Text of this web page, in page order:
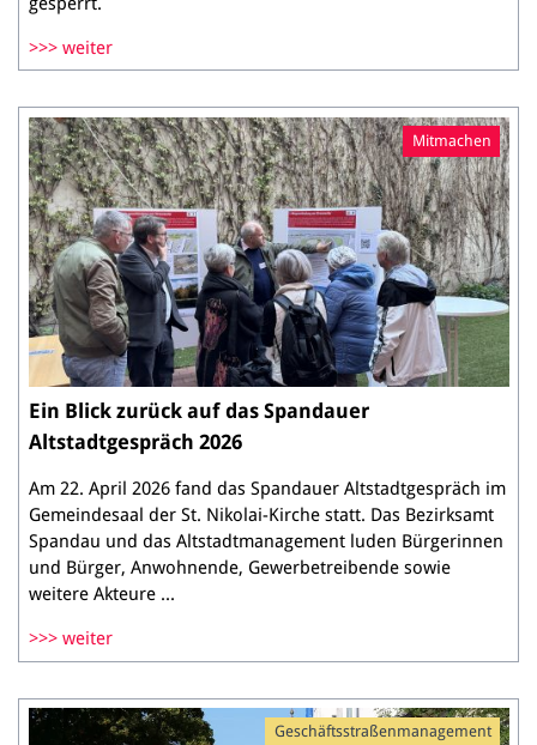
weiter
Mitmachen
Ein Blick zurück auf das Spandauer
Altstadtgespräch 2026
Am 22. April 2026 fand das Spandauer Altstadtgespräch im
Gemeindesaal der St. Nikolai-Kirche statt. Das Bezirksamt
Spandau und das Altstadtmanagement luden Bürgerinnen
und Bürger, Anwohnende, Gewerbetreibende sowie
weitere Akteure ...
weiter
Geschäftsstraßenmanagement